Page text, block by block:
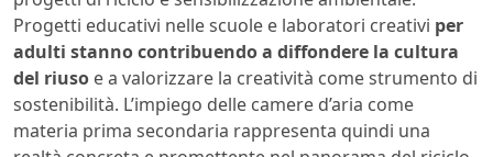
Progetti educativi nelle scuole e laboratori creativi per
adulti stanno contribuendo a diffondere la cultura
del riuso e a valorizzare la creatività come strumento di
sostenibilità. L’impiego delle camere d’aria come
materia prima secondaria rappresenta quindi una